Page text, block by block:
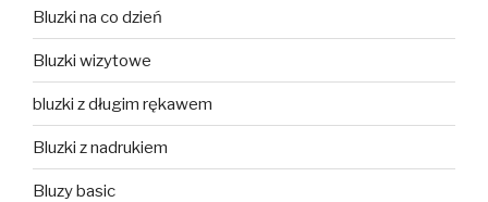
Bluzki na co dzień
Bluzki wizytowe
bluzki z długim rękawem
Bluzki z nadrukiem
Bluzy basic